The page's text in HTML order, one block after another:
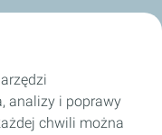
analizy i poprawy
chwili można